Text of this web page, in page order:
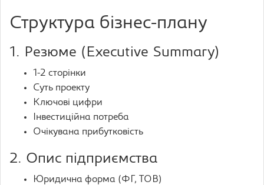
Структура бізнес-плану
1. Резюме (Executive Summary)
1-2 сторінки
Суть проекту
Ключові цифри
Інвестиційна потреба
Очікувана прибутковість
2. Опис підприємства
Юридична форма (ФГ, ТОВ)